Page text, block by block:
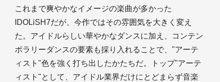
これまで爽やかなイメージの楽曲が多かった
IDOLiSH7だが、今作ではその雰囲気を大きく変え
た。アイドルらしい華やかなダンスに加え、コンテン
ポラリーダンスの要素も採り入れることで、"アーテ
ィスト"色を強く打ち出したかたちだ。トップ"アーテ
ィスト"として、アイドル業界だけにとどまらず音楽